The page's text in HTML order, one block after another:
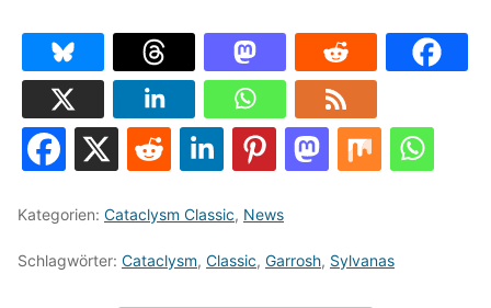
Kategorien: Cataclysm Classic, News
Schlagwörter: Cataclysm, Classic, Garrosh, Sylvanas